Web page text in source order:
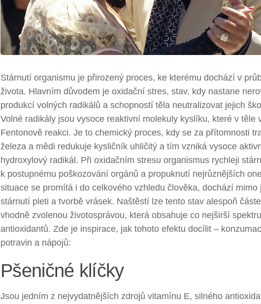
Stárnutí organismu je přirozený proces, ke kterému dochází v
života. Hlavním důvodem je oxidační stres, stav, kdy nastane
produkcí volných radikálů a schopností těla neutralizovat jejich
Volné radikály jsou vysoce reaktivní molekuly kyslíku, které v těle
Fentonově reakci. Je to chemický proces, kdy se za přítomnosti
železa a mědi redukuje kysličník uhličitý a tím vzniká vysoce
hydroxylový radikál. Při oxidačním stresu organismus rychleji
k postupnému poškozování orgánů a propuknutí nejrůznějších
situace se promítá i do celkového vzhledu člověka, dochází mimo
stárnutí pleti a tvorbě vrásek. Naštěstí lze tento stav alespoň
vhodně zvolenou životosprávou, která obsahuje co nejširší
antioxidantů. Zde je inspirace, jak tohoto efektu docílit –
potravin a nápojů:
Pšeničné klíčky
Jsou jedním z nejvydatnějších zdrojů vitamínu E, silného